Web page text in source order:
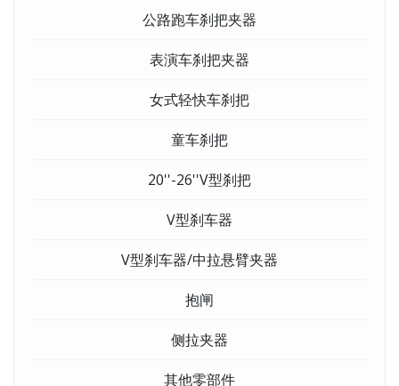
公路跑车刹把夹器
表演车刹把夹器
女式轻快车刹把
童车刹把
20''-26''V型刹把
V型刹车器
V型刹车器/中拉悬臂夹器
抱闸
侧拉夹器
其他零部件